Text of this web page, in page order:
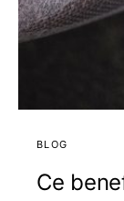
BLOG
Ce